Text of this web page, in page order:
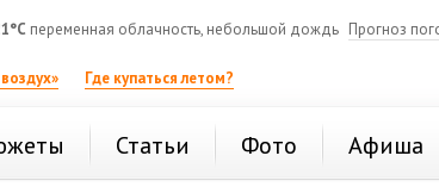
переменная облачность, небольшой дождь Прогноз
Где купаться летом?
Статьи Фото Афиша